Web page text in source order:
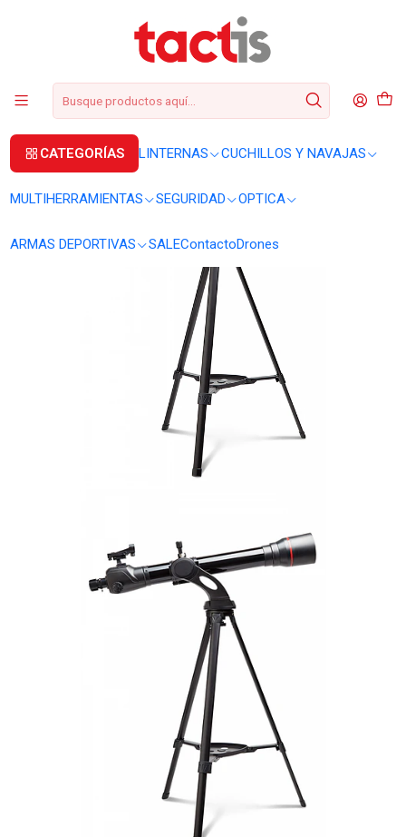
CATEGORÍAS LINTERNAS CUCHILLOS Y NAVAJAS
MULTIHERRAMIENTAS SEGURIDAD OPTICA
ARMAS DEPORTIVAS SALEContactoDrones
+56 2 3224 9572 +569 62369815
Inicio OPTICA
TELESCOPIOS
Telescopio Konusnova 70 70x80 refractor 1755